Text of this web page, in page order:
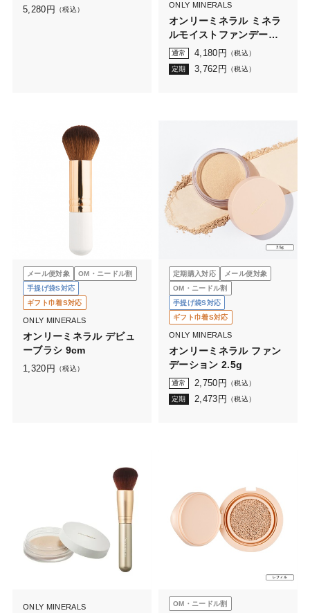
ンデーションN
5,280 円 （税込）
ONLY MINERALS
オンリーミネラル ミネラ
ルモイストファンデーシ
ョン レフィル（ケー
ス・携帯ブラシなし）
通常 4,180 円 （税込）
定期 3,762 円 （税込）
メール便対象
OM・ニードル割
手提げ袋S対応
ギフト巾着S対応
ONLY MINERALS
オンリーミネラル デビュ
ーブラシ 9cm
1,320 円 （税込）
定期購入対応
メール便対象
OM・ニードル割
手提げ袋S対応
ギフト巾着S対応
ONLY MINERALS
オンリーミネラル ファン
デーション 2.5g
通常 2,750 円 （税込）
定期 2,473 円 （税込）
ONLY MINERALS OM・ニードル割